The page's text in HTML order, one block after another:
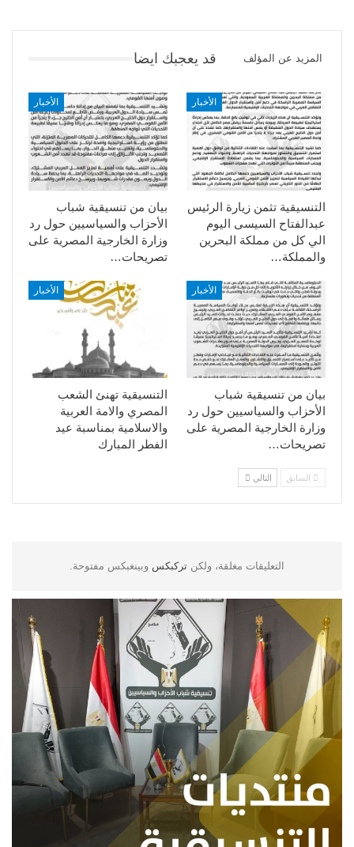
قد يعجبك ايضا المزيد عن المؤلف
الأخبار
بيان من تنسيقية شباب
الأحزاب والسياسيين حول رد
وزارة الخارجية المصرية على
تصريحات…
الأخبار
التنسيقية تثمن زيارة الرئيس
عبدالفتاح السيسى اليوم
الي كل من مملكة البحرين
والمملكة…
الأخبار
التنسيقية تهنئ الشعب
المصري والامة العربية
والاسلامية بمناسبة عيد
الفطر المبارك
الأخبار
بيان من تنسيقية شباب
الأحزاب والسياسيين حول رد
وزارة الخارجية المصرية على
تصريحات…
السابق التالي
التعليقات مغلقة، ولكن تركبكس وبينغبكس مفتوحة.